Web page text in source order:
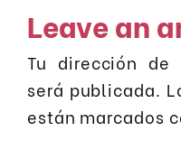
Leave an
Tu dirección de
será publicada.
están marcados